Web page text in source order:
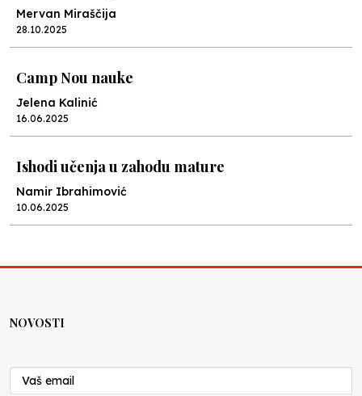
Mervan Miraščija
28.10.2025
Camp Nou nauke
Jelena Kalinić
16.06.2025
Ishodi učenja u zahodu mature
Namir Ibrahimović
10.06.2025
Nenad Veličković
29.10.2024
NOVOSTI